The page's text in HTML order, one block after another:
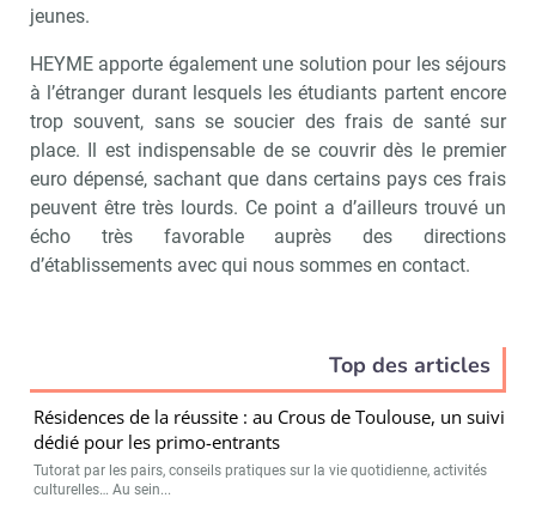
jeunes.
HEYME apporte également une solution pour les séjours
à l’étranger durant lesquels les étudiants partent encore
trop souvent, sans se soucier des frais de santé sur
place. Il est indispensable de se couvrir dès le premier
euro dépensé, sachant que dans certains pays ces frais
peuvent être très lourds. Ce point a d’ailleurs trouvé un
écho très favorable auprès des directions
d’établissements avec qui nous sommes en contact.
Top des articles
Résidences de la réussite : au Crous de Toulouse, un suivi
dédié pour les primo-entrants
Tutorat par les pairs, conseils pratiques sur la vie quotidienne, activités
culturelles… Au sein...